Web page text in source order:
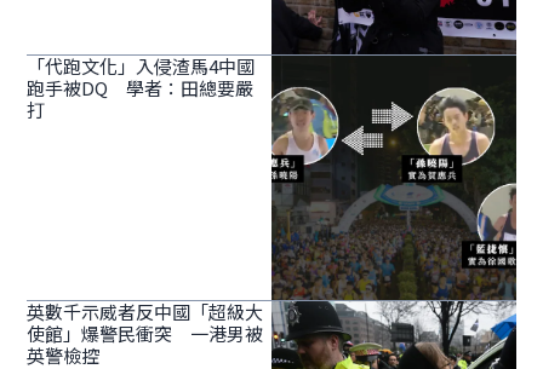
「代跑文化」入侵渣馬4中國
跑手被DQ 學者：田總要嚴
打
英數千示威者反中國「超級大
使館」爆警民衝突 一港男被
英警檢控